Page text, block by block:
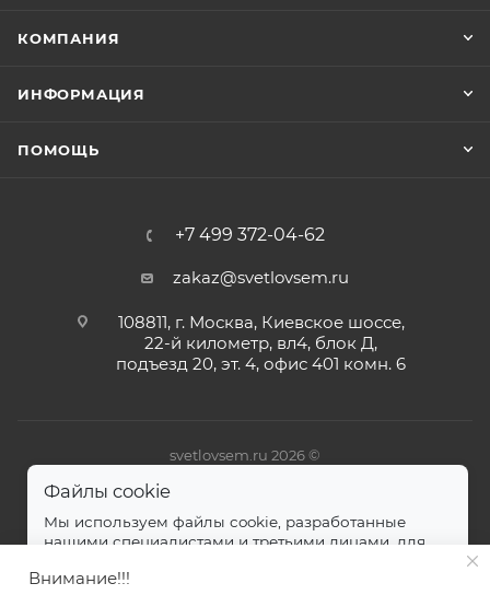
КОМПАНИЯ
ИНФОРМАЦИЯ
ПОМОЩЬ
+7 499 372-04-62
zakaz@svetlovsem.ru
108811, г. Москва, Киевское шоссе,
22-й километр, вл4, блок Д,
подъезд 20, эт. 4, офис 401 комн. 6
svetlovsem.ru 2026 ©
Внимание!!!
Файлы cookie
Мы используем файлы cookie, разработанные
нашими специалистами и третьими лицами, для